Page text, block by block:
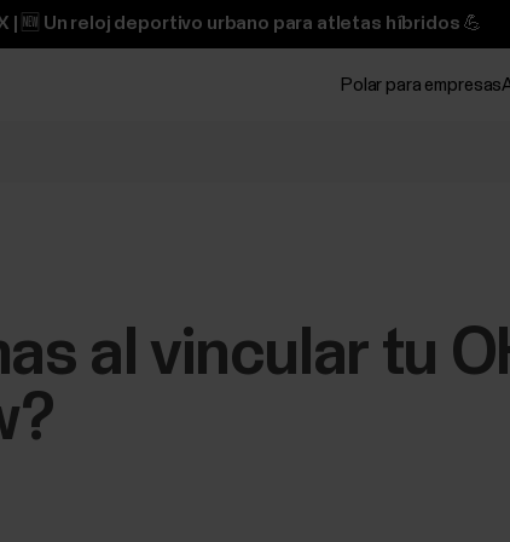
| 🆕 Un reloj deportivo urbano para atletas híbridos 💪
Polar para empresas
al vincular tu